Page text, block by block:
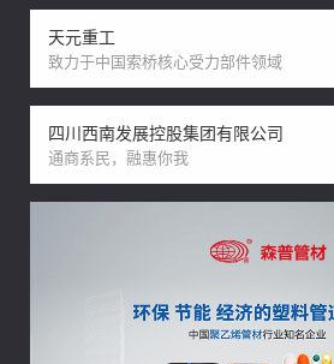
天元重工
致力于中国索桥核心受力部件领域
四川西南发展控股集团有限公司
通商系民，融惠你我